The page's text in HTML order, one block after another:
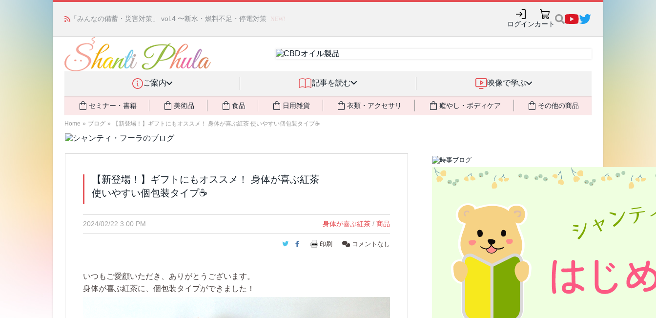
「みんなの備蓄・災害対策」 vol.4 〜断水・燃料不足・停電対策 NEW!
ログインカート
ご案内 記事を読む 映像で学ぶ
セミナー・書籍 美術品 食品 日用雑貨 衣類・アクセサリ 癒やし・ボディケア その他の商品
Home » ブログ » 【新登場！】ギフトにもオススメ！ 身体が喜ぶ紅茶 使いやすい個包装タイプ☕️
【新登場！】ギフトにもオススメ！ 身体が喜ぶ紅茶
使いやすい個包装タイプ☕️
2024/02/22 3:00 PM 身体が喜ぶ紅茶/ 商品
Twitter
Facebook
印刷 コメントなし
いつもご愛顧いただき、ありがとうございます。
身体が喜ぶ紅茶に、個包装タイプができました！